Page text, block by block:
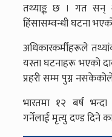
तथ्याङ्क छ । गत सन्
हिंसासम्वन्धी घटना
अधिकारकर्मीहरूले
यस्ता घटनाहरू भएको
प्रहरी सम्म पुग्न
भारतमा १२ बर्ष
गर्नेलाई मृत्यु दण्ड दिने